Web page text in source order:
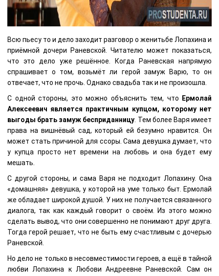
Всю пьесу то и дело заходит разговор о женитьбе Лопахина и
приёмной дочери Раневской. Читателю может показаться,
что это дело уже решённое. Когда Раневская напрямую
спрашивает о том, возьмёт ли герой замуж Варю, то он
отвечает, что не прочь. Однако свадьба так и не произошла.
С одной стороны, это можно объяснить тем, что
Ермолай
Алексеевич является практичным купцом, которому нет
выгоды брать замуж бесприданницу . Тем более Варя имеет
права на вишнёвый сад, который ей безумно нравится. Он
может стать причиной для ссоры. Сама девушка думает, что
у купца просто нет времени на любовь и она будет ему
мешать.
С другой стороны, и сама Варя не подходит Лопахину. Она
«домашняя» девушка, у которой на уме только быт. Ермолай
же обладает широкой душой. У них не получается связанного
диалога, так как каждый говорит о своём. Из этого можно
сделать вывод, что они совершенно не понимают друг друга.
Тогда герой решает, что не быть ему счастливым с дочерью
Раневской.
Но дело не только в несовместимости героев, а ещё в тайной
любви Лопахина к Любови Андреевне Раневской. Сам он